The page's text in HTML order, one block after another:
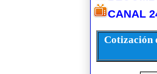
CANAL
Cotización